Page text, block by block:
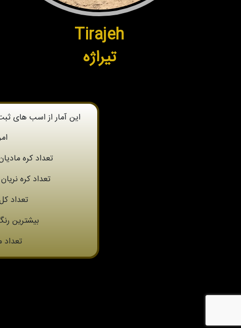
Tirajeh
تیراژه
این آمار از اسب های
تعداد کره
تعداد کره
تعداد
بیشترین
تعداد